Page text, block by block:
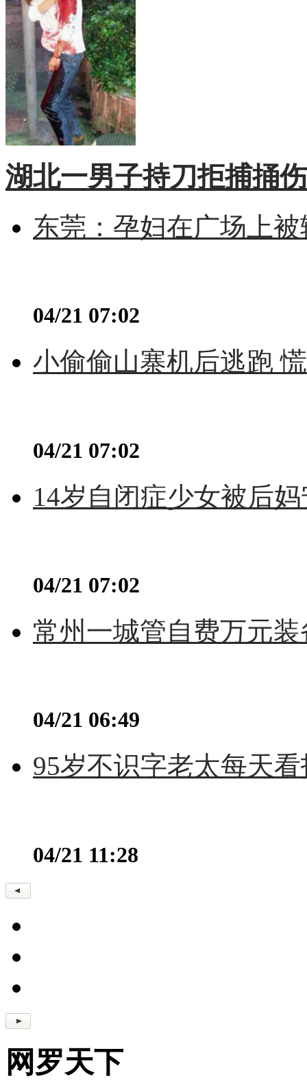
湖北一男子持刀拒捕捅
东莞：孕妇在广场上
04/21 07:02
小偷偷山寨机后逃跑
04/21 07:02
14岁自闭症少女被后
04/21 07:02
常州一城管自费万元
04/21 06:49
95岁不识字老太每天
04/21 11:28
网罗天下